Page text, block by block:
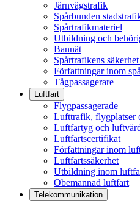
Järnvägstrafik
Spårbunden
Spårtrafikmateriel
Utbildning och
Bannät
Spårtrafikens
Författningar inom
Tågpassagerare
Luftfart
Flygpassagerade
Lufttrafik, flygplatser
Luftfartyg och
Luftfartscertifikat
Författningar inom
Luftfartssäkerhet
Utbildning inom
Obemannad luftfart
Telekommunikation